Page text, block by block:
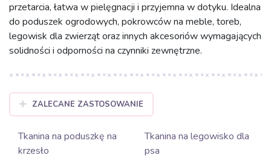
przetarcia, łatwa w pielęgnacji i przyjemna w dotyku. Idealna
do poduszek ogrodowych, pokrowców na meble, toreb,
legowisk dla zwierząt oraz innych akcesoriów wymagających
solidności i odporności na czynniki zewnętrzne.
ZALECANE ZASTOSOWANIE
Tkanina na poduszkę na
krzesło
Tkanina na legowisko dla
psa